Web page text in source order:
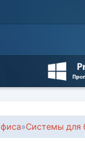
»Системы для